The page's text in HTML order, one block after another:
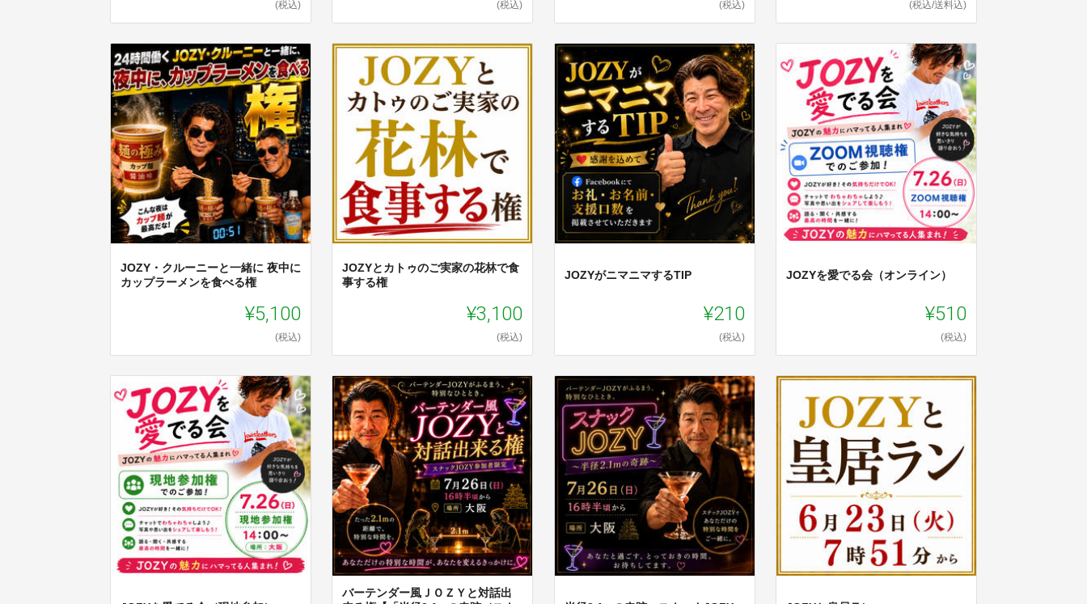
(税込) (税込) (税込) (税込/送料込)
JOZY・クルーニーと一緒に 夜中に
カップラーメンを食べる権
¥5,100
(税込)
JOZYとカトゥのご実家の花林で食
事する権
¥3,100
(税込)
JOZYがニマニマするTIP
¥210
(税込)
JOZYを愛でる会（オンライン）
¥510
(税込)
バーテンダー風ＪＯＺＹと対話出